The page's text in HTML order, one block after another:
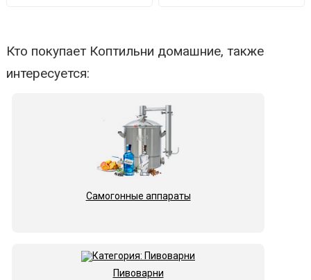
Кто покупает Коптильни домашние, также
интересуется:
Самогонные аппараты
Пивоварни